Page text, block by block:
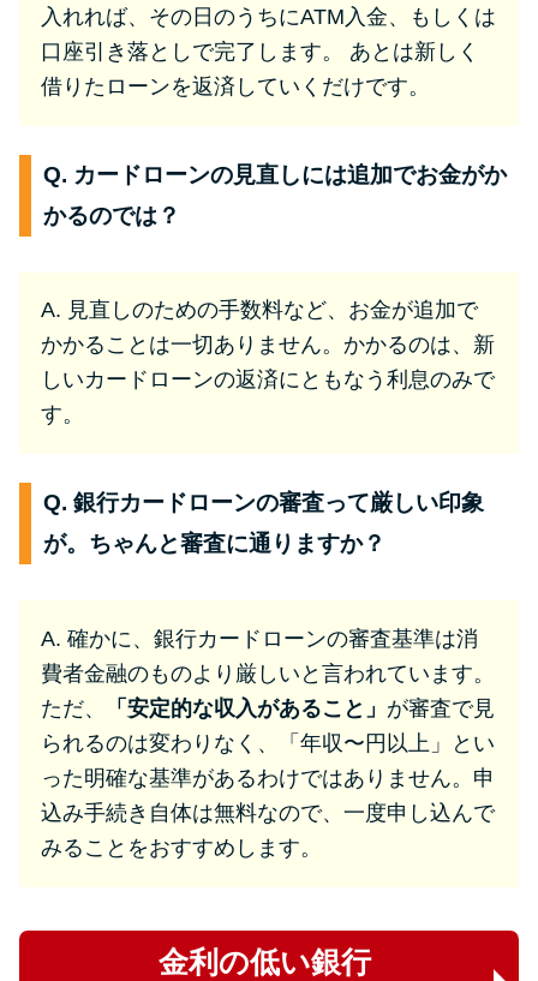
入れれば、その日のうちにATM入金、もしくは
口座引き落としで完了します。 あとは新しく
借りたローンを返済していくだけです。
Q. カードローンの見直しには追加でお金がか
かるのでは？
A. 見直しのための手数料など、お金が追加で
かかることは一切ありません。かかるのは、新
しいカードローンの返済にともなう利息のみで
す。
Q. 銀行カードローンの審査って厳しい印象
が。ちゃんと審査に通りますか？
A. 確かに、銀行カードローンの審査基準は消
費者金融のものより厳しいと言われています。
ただ、
「安定的な収入があること」 が審査で見
られるのは変わりなく、「年収〜円以上」とい
った明確な基準があるわけではありません。申
込み手続き自体は無料なので、一度申し込んで
みることをおすすめします。
金利の低い銀行